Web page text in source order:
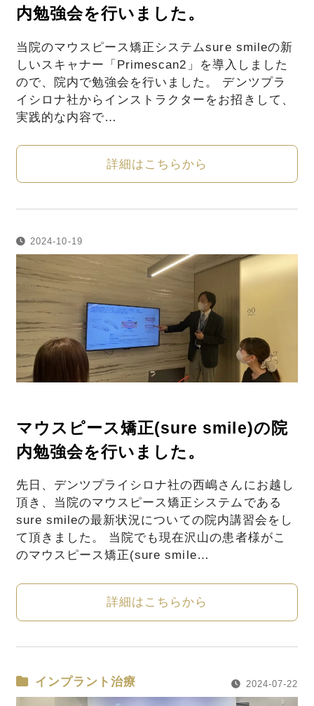
内勉強会を行いました。
当院のマウスピース矯正システムsure smileの新
しいスキャナー「Primescan2」を導入しました
ので、院内で勉強会を行いました。 デンツプラ
イシロナ社からインストラクターをお招きして、
実践的な内容で…
詳細はこちらから
2024-10-19
マウスピース矯正(sure smile)の院
内勉強会を行いました。
先日、デンツプライシロナ社の西嶋さんにお越し
頂き、当院のマウスピース矯正システムである
sure smileの最新状況についての院内講習会をし
て頂きました。 当院でも現在沢山の患者様がこ
のマウスピース矯正(sure smile…
詳細はこちらから
インプラント治療 2024-07-22